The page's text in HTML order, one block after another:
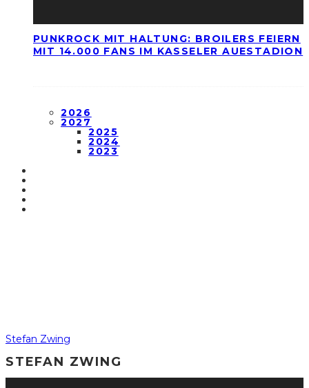
PUNKROCK MIT HALTUNG: BROILERS FEIERN
MIT 14.000 FANS IM KASSELER AUESTADION
2026
2027
2025
2024
2023
Stefan Zwing
STEFAN ZWING